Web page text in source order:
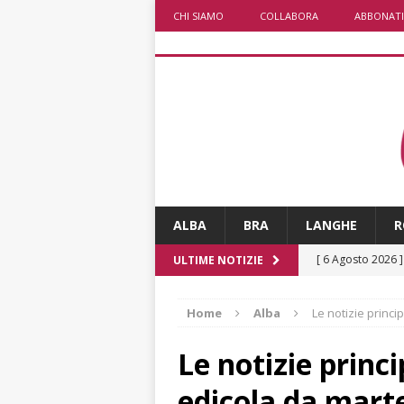
CHI SIAMO COLLABORA ABBONATI
ALBA BRA LANGHE
ULTIME NOTIZIE [ 6 Agosto 2026 ]
[ 6 Agosto 2026
rotonda:
[ 6 Agosto 2026 ]
Home Alba Le notizie
Le notizie